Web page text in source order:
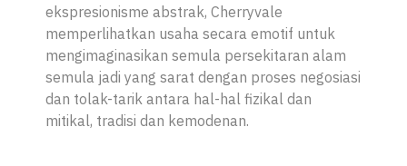
ekspresionisme abstrak, Cherryvale
memperlihatkan usaha secara emotif untuk
mengimaginasikan semula persekitaran alam
semula jadi yang sarat dengan proses negosiasi
dan tolak-tarik antara hal-hal fizikal dan
mitikal, tradisi dan kemodenan.